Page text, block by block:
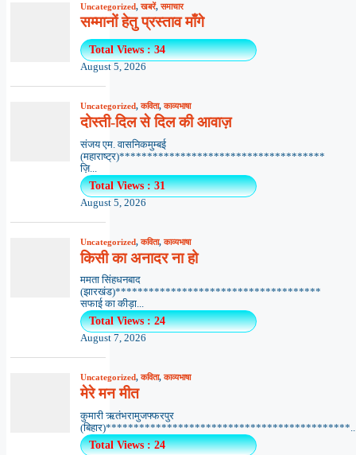
Uncategorized,खबरें,समाचार
सम्मानों हेतु प्रस्ताव माँगे
Total Views : 34
August 5, 2026
Uncategorized,कविता,काव्यभाषा
दोस्ती-दिल से दिल की आवाज़
संजय एम. वासनिकमुम्बई
(महाराष्ट्र)*************************************
ज़ि...
Total Views : 31
August 5, 2026
Uncategorized,कविता,काव्यभाषा
किसी का अनादर ना हो
ममता सिंहधनबाद
(झारखंड)*************************************
सफाई का कीड़ा...
Total Views : 24
August 7, 2026
Uncategorized,कविता,काव्यभाषा
मेरे मन मीत
कुमारी ऋतंभरामुजफ्फरपुर
Total Views : 24